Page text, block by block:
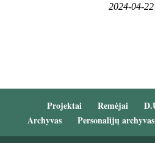
2024-04-
Projektai Remėjai
Archyvas
Personalijų archyvas